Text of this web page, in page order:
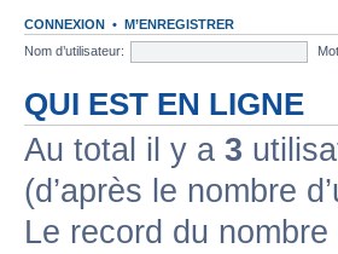
CONNEXION • M’ENREGISTRER
Nom d’utilisateur:
QUI EST EN LIGNE
Au total il y a 3
(d’après le nombre
Le record du